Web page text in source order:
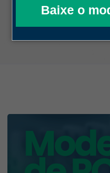
Baixe o
Modelo
de